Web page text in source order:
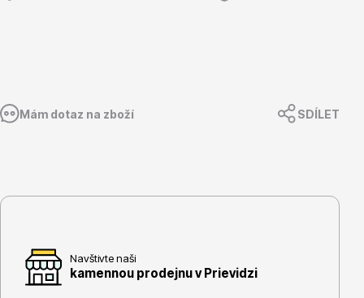
Vzrostlé stromy
Mám dotaz na zboží SDÍLET
Navštivte naši
kamennou prodejnu v Prievidzi